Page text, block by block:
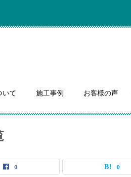
いて 施工事例 お客様の声
0 0